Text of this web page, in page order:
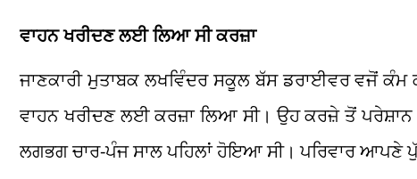
ਵਾਹਨ ਖਰੀਦਣ ਲਈ ਲਿਆ ਸੀ ਕਰਜ਼ਾ
ਜਾਣਕਾਰੀ ਮੁਤਾਬਕ ਲਖਵਿੰਦਰ ਸਕੂਲ ਬੱਸ ਡਰਾਈਵਰ ਵਜੋਂ ਕੰਮ
ਵਾਹਨ ਖਰੀਦਣ ਲਈ ਕਰਜ਼ਾ ਲਿਆ ਸੀ। ਉਹ ਕਰਜ਼ੇ ਤੋਂ
ਲਗਭਗ ਚਾਰ-ਪੰਜ ਸਾਲ ਪਹਿਲਾਂ ਹੋਇਆ ਸੀ। ਪਰਿਵਾਰ ਆਪਣੇ